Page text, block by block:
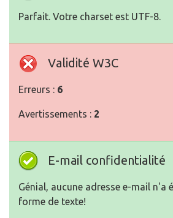
Parfait. Votre charset est UTF-8.
Validité W3C
Erreurs : 6
Avertissements : 2
E-mail confidentialité
Génial, aucune adresse e-mail n'a
forme de texte!